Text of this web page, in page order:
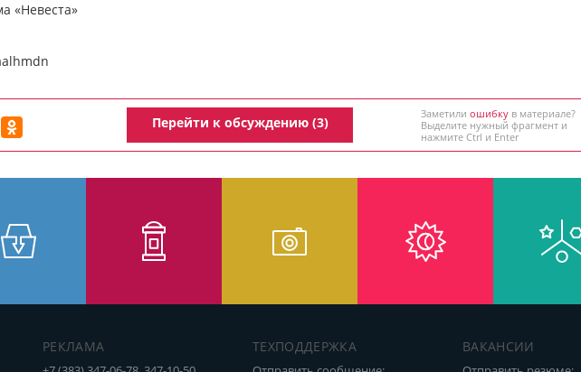
«Невеста»
Перейти к обсуждению (3)
Заметили ошибку в материале?
Выделите нужный фрагмент и
нажмите Ctrl и Enter
РЕКЛАМА ТЕХПОДДЕРЖКА ВАКАНСИИ